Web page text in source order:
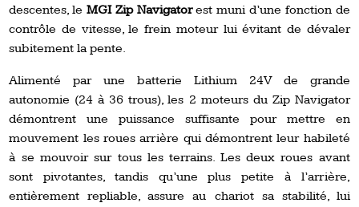
descentes, le MGI Zip Navigatorest muni d’une fonction de
contrôle de vitesse, le frein moteur lui évitant de dévaler
subitement la pente.
Alimenté par une batterie Lithium 24V de grande
autonomie (24 à 36 trous), les 2 moteurs du Zip Navigator
démontrent une puissance suffisante pour mettre en
mouvement les roues arrière qui démontrent leur habileté
à se mouvoir sur tous les terrains. Les deux roues avant
sont pivotantes, tandis qu’une plus petite à l’arrière,
entièrement repliable, assure au chariot sa stabilité, lui